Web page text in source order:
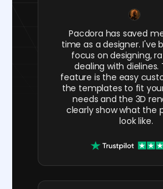
Pacdora has saved
time as a designer. I've
focus on designing,
dealing with dielines.
feature is the easy
the templates to fit
needs and the 3D
clearly show what the
look like.